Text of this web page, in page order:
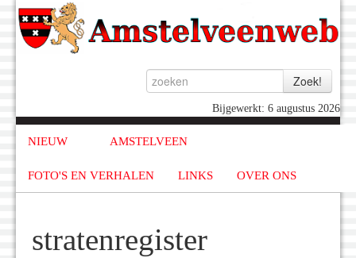
Bijgewerkt: 6 augustus 2026
NIEUW AMSTELVEEN
FOTO'S EN VERHALEN LINKS OVER ONS
stratenregister